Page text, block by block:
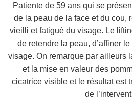
Patiente de 59 ans qui se
de la peau de la face et du cou,
vieilli et fatigué du visage. Le
de retendre la peau, d’affiner
visage. On remarque par ailleurs
et la mise en valeur des
cicatrice visible et le résultat est
de